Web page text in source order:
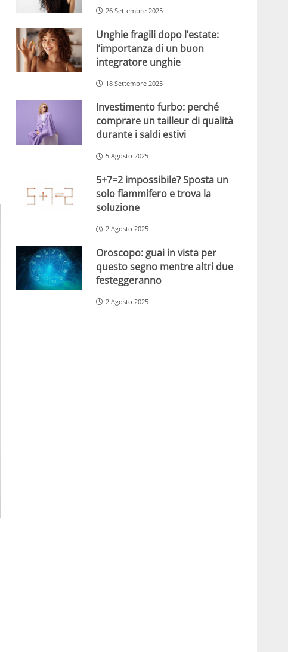
26 Settembre 2025
Unghie fragili dopo l’estate:
l’importanza di un buon
integratore unghie
18 Settembre 2025
Investimento furbo: perché
comprare un tailleur di qualità
durante i saldi estivi
5 Agosto 2025
5+7=2 impossibile? Sposta un
solo fiammifero e trova la
soluzione
2 Agosto 2025
Oroscopo: guai in vista per
questo segno mentre altri due
festeggeranno
2 Agosto 2025